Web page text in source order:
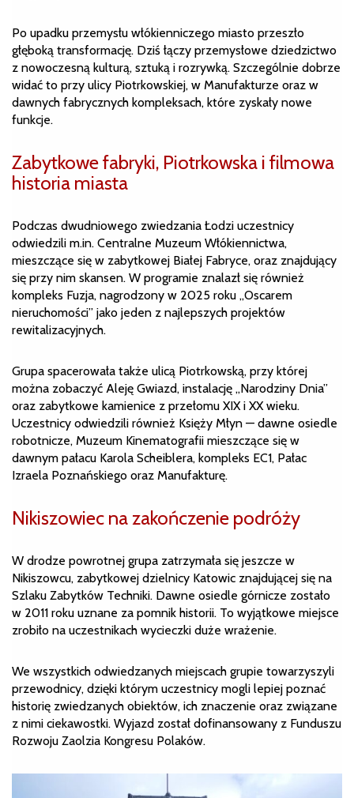
Po upadku przemysłu włókienniczego miasto przeszło
głęboką transformację. Dziś łączy przemysłowe dziedzictwo
z nowoczesną kulturą, sztuką i rozrywką. Szczególnie dobrze
widać to przy ulicy Piotrkowskiej, w Manufakturze oraz w
dawnych fabrycznych kompleksach, które zyskały nowe
funkcje.
Zabytkowe fabryki, Piotrkowska i filmowa
historia miasta
Podczas dwudniowego zwiedzania Łodzi uczestnicy
odwiedzili m.in. Centralne Muzeum Włókiennictwa,
mieszczące się w zabytkowej Białej Fabryce, oraz znajdujący
się przy nim skansen. W programie znalazł się również
kompleks Fuzja, nagrodzony w 2025 roku „Oscarem
nieruchomości” jako jeden z najlepszych projektów
rewitalizacyjnych.
Grupa spacerowała także ulicą Piotrkowską, przy której
można zobaczyć Aleję Gwiazd, instalację „Narodziny Dnia”
oraz zabytkowe kamienice z przełomu XIX i XX wieku.
Uczestnicy odwiedzili również Księży Młyn — dawne osiedle
robotnicze, Muzeum Kinematografii mieszczące się w
dawnym pałacu Karola Scheiblera, kompleks EC1, Pałac
Izraela Poznańskiego oraz Manufakturę.
Nikiszowiec na zakończenie podróży
W drodze powrotnej grupa zatrzymała się jeszcze w
Nikiszowcu, zabytkowej dzielnicy Katowic znajdującej się na
Szlaku Zabytków Techniki. Dawne osiedle górnicze zostało
w 2011 roku uznane za pomnik historii. To wyjątkowe miejsce
zrobiło na uczestnikach wycieczki duże wrażenie.
We wszystkich odwiedzanych miejscach grupie towarzyszyli
przewodnicy, dzięki którym uczestnicy mogli lepiej poznać
historię zwiedzanych obiektów, ich znaczenie oraz związane
z nimi ciekawostki. Wyjazd został dofinansowany z Funduszu
Rozwoju Zaolzia Kongresu Polaków.